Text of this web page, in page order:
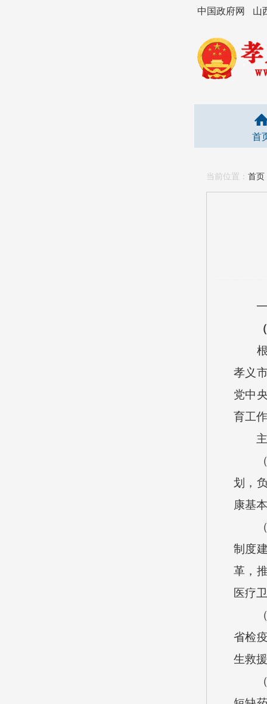
中国政府网 山
首
当前位置： 首页
孝义
党中
育工
划，
康基
制度
革，
医疗
省检
生救